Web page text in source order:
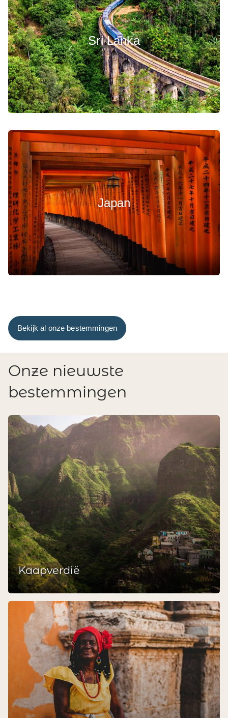
Sri Lanka
Japan
Bekijk al onze bestemmingen
Onze nieuwste
bestemmingen
Kaapverdië